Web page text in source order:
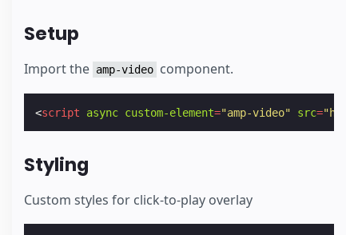
Setup
Import the amp-video component.
<script async custom-element="amp-video" src=
Styling
Custom styles for click-to-play overlay